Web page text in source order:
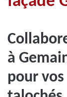
à
pour